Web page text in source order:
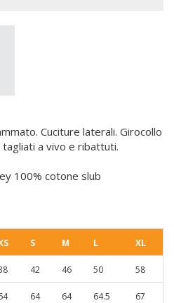
Cuciture laterali. Girocollo
a vivo e ribattuti.
100% cotone slub
S M L XL
42 46 50 58
64 64 64.5 67